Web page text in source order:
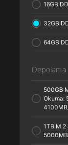
16GB
32GB
64GB
Depolama
500GB
Okuma:
1TB M.2